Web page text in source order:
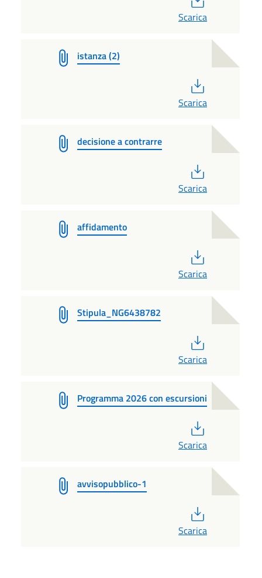
Scarica
istanza (2)
Scarica
decisione a contrarre
Scarica
affidamento
Scarica
Stipula_NG6438782
Scarica
Programma 2026 con escursioni
Scarica
avvisopubblico-1
Scarica